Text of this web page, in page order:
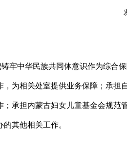
铸牢中华民族共同体意识作为综合
，为相关处室提供业务保障；承担
；承担内蒙古妇女儿童基金会规
其他相关工作。